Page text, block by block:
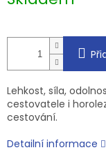
Lehkost, síla,
cestovatele i
cestování.
Detailní informace